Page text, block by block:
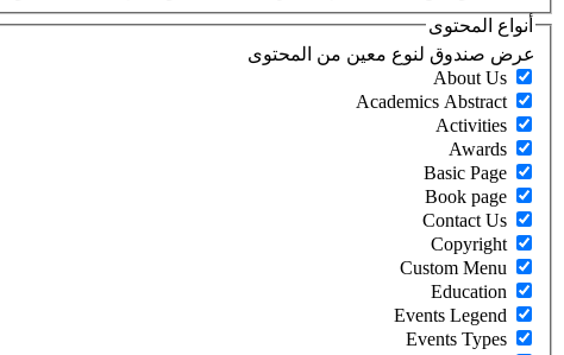
أنواع المحتوى
‏عرض صندوق لنوع معين من المحتوى ‏